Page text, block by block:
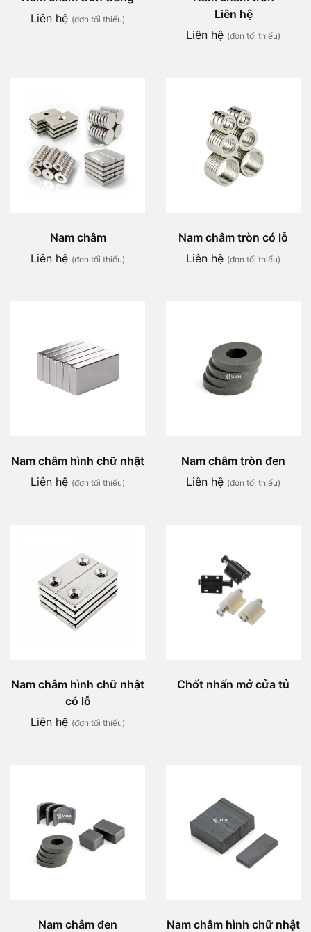
Liên hệ (đơn tối thiểu)
Liên hệ
Liên hệ (đơn tối thiểu)
Nam châm
Liên hệ (đơn tối thiểu)
Nam châm tròn có lỗ
Liên hệ (đơn tối thiểu)
Nam châm hình chữ nhật
Liên hệ (đơn tối thiểu)
Nam châm tròn đen
Liên hệ (đơn tối thiểu)
Nam châm hình chữ nhật
có lỗ
Liên hệ (đơn tối thiểu)
Chốt nhấn mở cửa tủ
Nam châm đen
Nam châm hình chữ nhật